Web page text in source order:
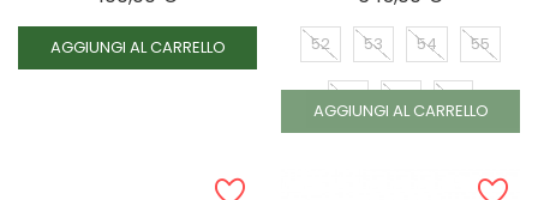
AGGIUNGI AL CARRELLO 52 53 54 55
58 56 57
AGGIUNGI AL CARRELLO